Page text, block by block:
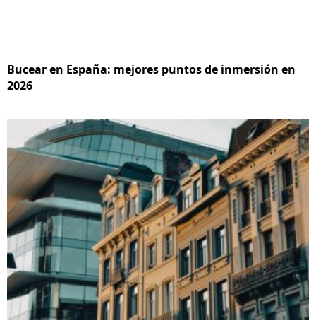
Bucear en España: mejores puntos de inmersión en
2026